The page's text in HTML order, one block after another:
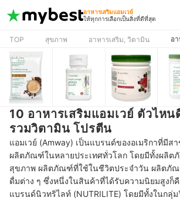
อาหารเสริมแอมเวย์
ให้ทุกการเลือกเป็นสิ่งที่ดีที่สุด
TOP สุขภาพ อาหารเสริม, วิตามิน อ
10 อาหารเสริมแอมเวย์ ตัวไห
รวมวิตามิน โปรตีน
แอมเวย์ (Amway) เป็นแบรนด์ของอเมริกาที่มีส
ผลิตภัณฑ์ในหลายประเทศทั่วโลก โดยมีทั้งผลิ
สุขภาพ ผลิตภัณฑ์ที่ใช้ในชีวิตประจำวัน ผลิตภัณ
ดื่มต่าง ๆ ซึ่งหนึ่งในสินค้าที่ได้รับความนิยมสูงก็
แบรนด์นิวทริไลท์ (NUTRILITE) โดยมีทั้งในกลุ่